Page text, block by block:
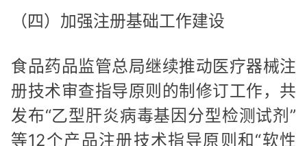
（四）加强注册基础工作建设
食品药品监管总局继续推动医疗器械注
册技术审查指导原则的制修订工作，共
发布“乙型肝炎病毒基因分型检测试剂”
等12个产品注册技术指导原则和“软性